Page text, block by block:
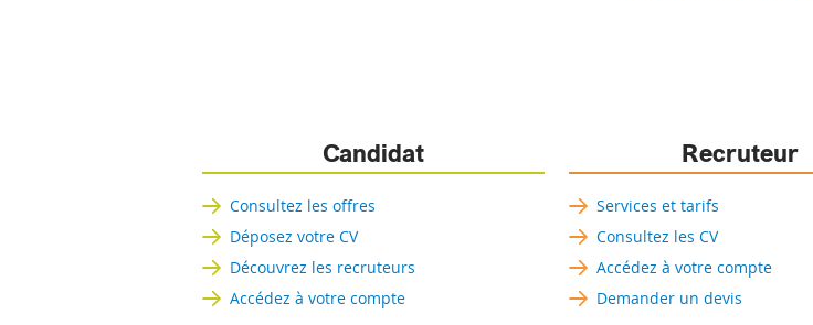
Candidat
Consultez les offres
Déposez votre CV
Découvrez les recruteurs
Accédez à votre compte
Recruteur
Services et tarifs
Consultez les CV
Accédez à votre compte
Demander un devis